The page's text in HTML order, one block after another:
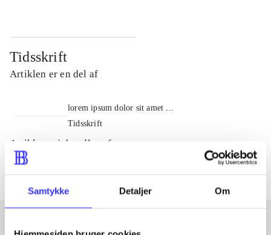
Samtykke Detaljer Om
Tidsskrift
Artiklen er en del af
lorem ipsum dolor sit amet ...
Tidsskrift
Artiklerne i handler ofte om